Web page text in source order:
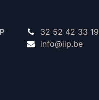
32 52 42 33 19
info@iip.be